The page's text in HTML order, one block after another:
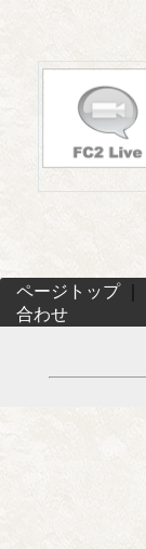
ページトップ｜
合わせ